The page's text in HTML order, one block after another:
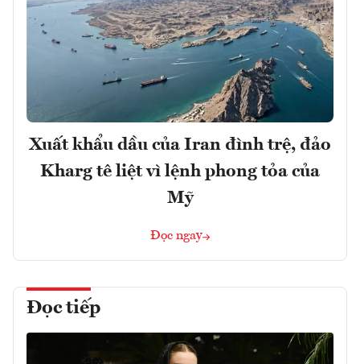
Xuất khẩu dầu của Iran đình trệ, đảo
Kharg tê liệt vì lệnh phong tỏa của
Mỹ
Đọc ngay
Đọc tiếp